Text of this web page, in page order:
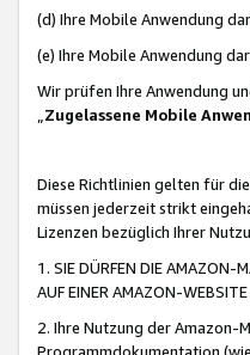
(d) Ihre Mobile Anwendung
(e) Ihre Mobile Anwendung
Wir prüfen Ihre Anwendung
„Zugelassene Mobile
Diese Richtlinien gelten für
müssen jederzeit strikt
Lizenzen bezüglich Ihrer
1. SIE DÜRFEN DIE AMAZON-
AUF EINER AMAZON-
2. Ihre Nutzung der Amazon-
Programmdokumentation